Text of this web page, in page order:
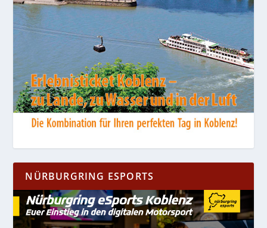
NÜRBURGRING ESPORTS